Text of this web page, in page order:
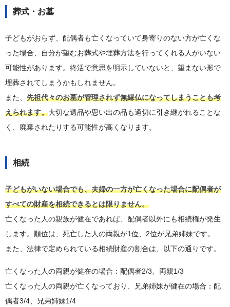
葬式・お墓
子どもがおらず、配偶者も亡くなっていて身寄りのない方が亡くな
った場合、自分が望むお葬式や埋葬方法を行ってくれる人がいない
可能性があります。終活で意思を明示していないと、望まない形で
埋葬されてしまうかもしれません。
また、 先祖代々のお墓が管理されず無縁仏になってしまうことも考
えられます。大切な遺品や思い出の品も適切に引き継がれることな
く、廃棄されたりする可能性が高くなります。
相続
子どもがいない場合でも、夫婦の一方が亡くなった場合に配偶者が
すべての財産を相続できるとは限りません。
亡くなった人の親族が健在であれば、配偶者以外にも相続権が発生
します。順位は、死亡した人の両親が1位、2位が兄弟姉妹です。
また、法律で定められている相続財産の割合は、以下の通りです。
亡くなった人の両親が健在の場合：配偶者2/3、両親1/3
亡くなった人の両親が亡くなっており、兄弟姉妹が健在の場合：配
偶者3/4、兄弟姉妹1/4